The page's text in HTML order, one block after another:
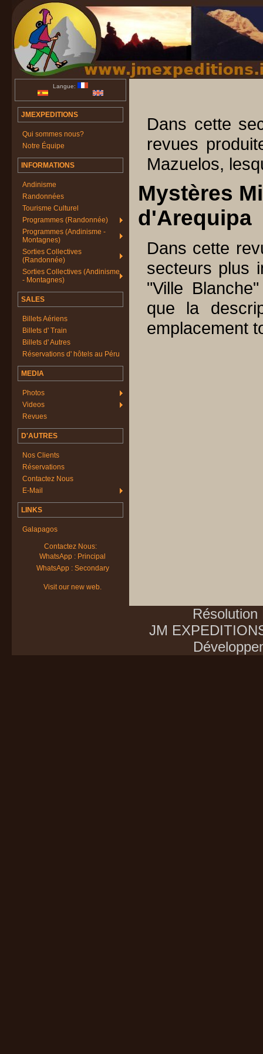
Langue:
JMEXPEDITIONS
Qui sommes nous?
Notre Équipe
INFORMATIONS
Andinisme
Randonnées
Tourisme Culturel
Programmes (Randonnée)
Programmes (Andinisme -
Montagnes)
Sorties Collectives
(Randonnée)
Sorties Collectives (Andinisme
- Montagnes)
SALES
Billets Aériens
Billets d' Train
Billets d' Autres
Réservations d' hôtels au Péru
MEDIA
Photos
Videos
Revues
D'AUTRES
Nos Clients
Réservations
Contactez Nous
E-Mail
LINKS
Galapagos
Contactez Nous:
WhatsApp : Principal
WhatsApp : Secondary
Visit our new web.
Dans cette
revues
Mazuelos,
Mystères
d'Arequipa
Dans cette
secteurs plus
"Ville
que la
emplacement
Résolution
JM